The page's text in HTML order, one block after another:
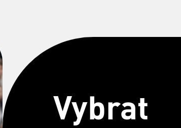
Vybrat